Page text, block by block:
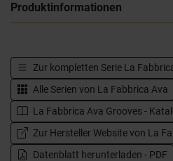
Produktinformationen
Zur kompletten Serie La
Alle Serien von La Fabbrica Ava
La Fabbrica Ava Grooves -
Zur Hersteller Website von La
Datenblatt herunterladen - PDF